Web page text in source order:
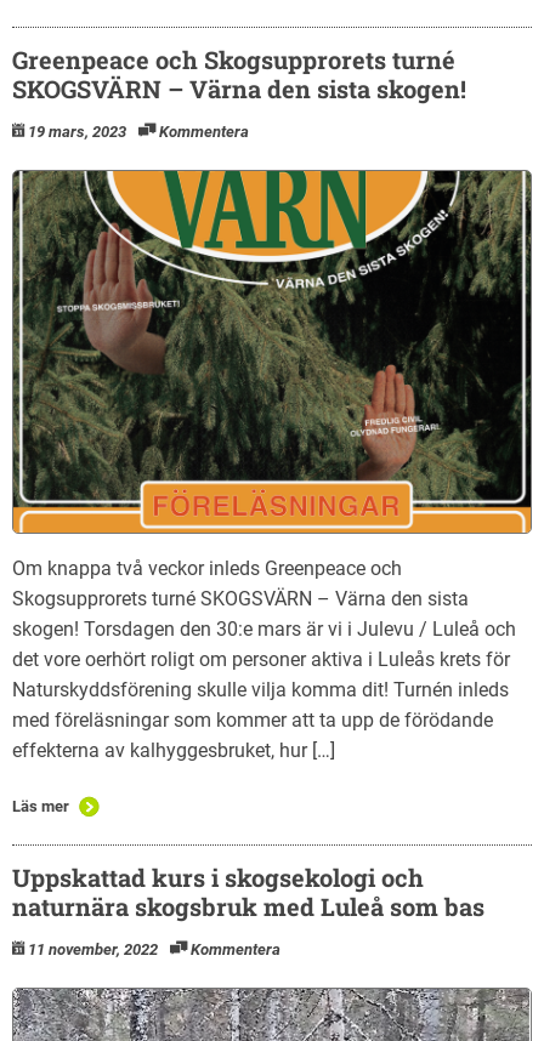
Greenpeace och Skogsupprorets turné
SKOGSVÄRN – Värna den sista skogen!
19 mars, 2023 Kommentera
Om knappa två veckor inleds Greenpeace och
Skogsupprorets turné SKOGSVÄRN – Värna den sista
skogen! Torsdagen den 30:e mars är vi i Julevu / Luleå och
det vore oerhört roligt om personer aktiva i Luleås krets för
Naturskyddsförening skulle vilja komma dit! Turnén inleds
med föreläsningar som kommer att ta upp de förödande
effekterna av kalhyggesbruket, hur […]
Läs mer
Uppskattad kurs i skogsekologi och
naturnära skogsbruk med Luleå som bas
11 november, 2022 Kommentera